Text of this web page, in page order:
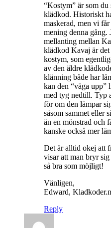
“Kostym” är som du
klädkod. Historiskt
maskerad, men vi
mening denna gång.
mellanting mellan
klädkod Kavaj är
kostym, som
av den äldre
klänning både har
kan den “väga
med tyg nedtill. Typ
för om den lämpar
såsom sammet eller
än en mönstrad och
kanske också mer
Det är alltid okej att
visar att man bryr
så bra som möjligt!
Vänligen,
Edward,
Reply